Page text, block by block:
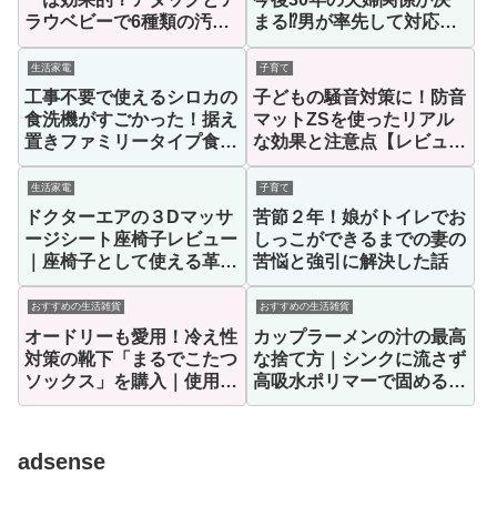
ラウベビーで6種類の汚れ
落ちを比較してみた
まる⁉男が率先して対応す
べき理由とは？
生活家電
工事不要で使えるシロカの
食洗機がすごかった！据え
置きファミリータイプ食洗
機の決定版といえる魅力を
徹底的に紹介！
子育て
子どもの騒音対策に！防音
マットZSを使ったリアル
な効果と注意点【レビュ
ー】
生活家電
ドクターエアの３Dマッサ
ージシート座椅子レビュー
｜座椅子として使える革命
的マッサージシート
子育て
苦節２年！娘がトイレでお
しっこができるまでの妻の
苦悩と強引に解決した話
おすすめの生活雑貨
オードリーも愛用！冷え性
対策の靴下「まるでこたつ
ソックス」を購入｜使用感
を正直レビュー
おすすめの生活雑貨
カップラーメンの汁の最高
な捨て方｜シンクに流さず
高吸水ポリマーで固めるの
がラクだった！
adsense